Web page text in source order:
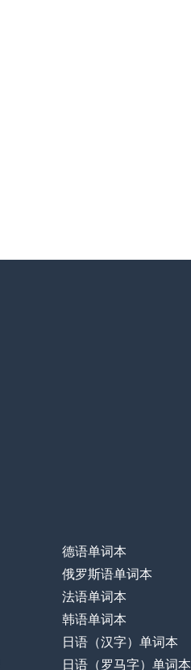
德语单词本
俄罗斯语单词本
法语单词本
韩语单词本
日语（汉字）单词本
日语（罗马字）单词本